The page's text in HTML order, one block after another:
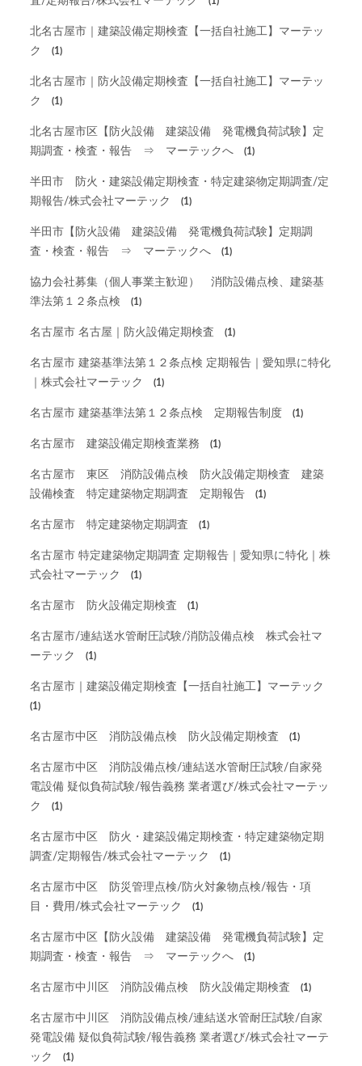
北名古屋市｜建築設備定期検査【一括自社施工】マーテッ
ク
(1)
北名古屋市｜防火設備定期検査【一括自社施工】マーテッ
ク
(1)
北名古屋市区【防火設備 建築設備 発電機負荷試験】定
期調査・検査・報告 ⇒ マーテックへ
(1)
半田市 防火・建築設備定期検査・特定建築物定期調査/定
期報告/株式会社マーテック
(1)
半田市【防火設備 建築設備 発電機負荷試験】定期調
査・検査・報告 ⇒ マーテックへ
(1)
協力会社募集（個人事業主歓迎） 消防設備点検、建築基
準法第１２条点検
(1)
名古屋市 名古屋｜防火設備定期検査 (1)
名古屋市 建築基準法第１２条点検 定期報告｜愛知県に特化
｜株式会社マーテック
(1)
名古屋市 建築基準法第１２条点検 定期報告制度 (1)
名古屋市 建築設備定期検査業務 (1)
名古屋市 東区 消防設備点検 防火設備定期検査 建築
設備検査 特定建築物定期調査 定期報告
(1)
名古屋市 特定建築物定期調査 (1)
名古屋市 特定建築物定期調査 定期報告｜愛知県に特化｜株
式会社マーテック
(1)
名古屋市 防火設備定期検査 (1)
名古屋市/連結送水管耐圧試験/消防設備点検 株式会社マ
ーテック
(1)
名古屋市｜建築設備定期検査【一括自社施工】マーテック
(1)
名古屋市中区 消防設備点検 防火設備定期検査 (1)
名古屋市中区 消防設備点検/連結送水管耐圧試験/自家発
電設備 疑似負荷試験/報告義務 業者選び/株式会社マーテッ
ク
(1)
名古屋市中区 防火・建築設備定期検査・特定建築物定期
調査/定期報告/株式会社マーテック
(1)
名古屋市中区 防災管理点検/防火対象物点検/報告・項
目・費用/株式会社マーテック
(1)
名古屋市中区【防火設備 建築設備 発電機負荷試験】定
期調査・検査・報告 ⇒ マーテックへ
(1)
名古屋市中川区 消防設備点検 防火設備定期検査 (1)
名古屋市中川区 消防設備点検/連結送水管耐圧試験/自家
発電設備 疑似負荷試験/報告義務 業者選び/株式会社マーテ
ック
(1)